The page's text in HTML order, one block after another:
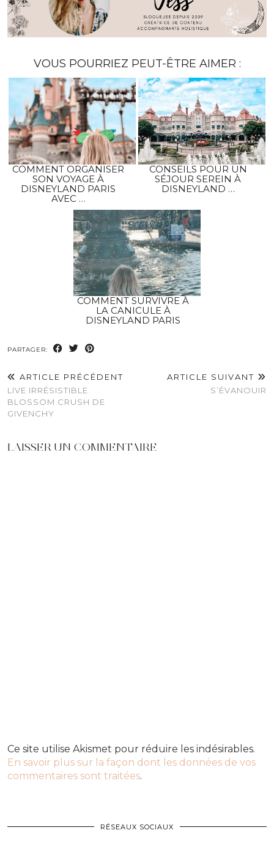
VOUS POURRIEZ PEUT-ÊTRE AIMER :
COMMENT ORGANISER
SON VOYAGE À
DISNEYLAND PARIS
AVEC …
CONSEILS POUR UN
SÉJOUR SEREIN À
DISNEYLAND …
COMMENT SURVIVRE À
LA CANICULE À
DISNEYLAND PARIS
PARTAGER:
ARTICLE PRÉCÉDENT
LIVE IRRÉSISTIBLE
BLOSSOM CRUSH DE
GIVENCHY
ARTICLE SUIVANT
S’ÉVANOUIR
LAISSER UN COMMENTAIRE
Ce site utilise Akismet pour réduire les indésirables.
En savoir plus sur la façon dont les données de vos
commentaires sont traitées.
RÉSEAUX SOCIAUX